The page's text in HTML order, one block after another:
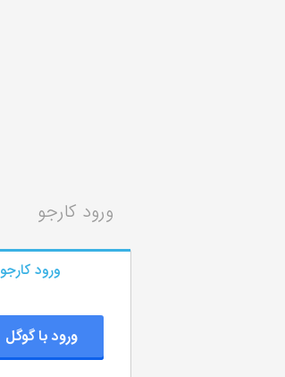
ورود کارجو
ورود کارجو
ورود با گوگل